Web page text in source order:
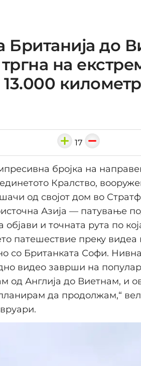
Британија до
на
17
бројка на
Кралство,
од својот дом во
Азија — патување
објави и точната рута по
патешествие преку видеа
со Британката Софи.
видео заврши на
од Англија до Виетнам, и
да продолжам,“